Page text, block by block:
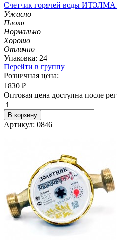
Счетчик горячей воды ИТЭЛМА
Ужасно
Плохо
Нормально
Хорошо
Отлично
Упаковка: 24
Перейти в группу
Розничная цена:
1830 ₽
Оптовая цена доступна после
В корзину
Артикул: 0846